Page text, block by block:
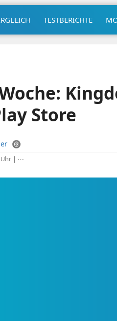
TESTBERICHTE
Store
| ⋯